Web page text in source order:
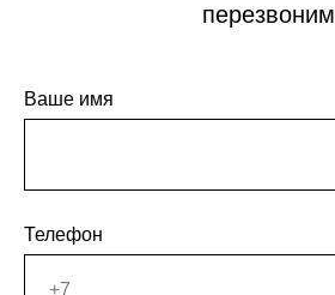
перезвоним
Ваше имя
Телефон